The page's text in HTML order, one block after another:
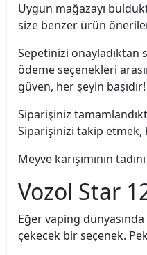
Uygun mağazayı
size benzer ürün
Sepetinizi onayladıktan
ödeme seçenekleri
güven, her şeyin başıdır!
Siparişiniz
Siparişinizi takip etmek,
Meyve karışımının
Vozol Star
Eğer vaping
çekecek bir seçenek.